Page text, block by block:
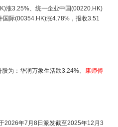
涨3.25%、统一企业中国(00220.HK)
(00354.HK)涨4.78%，报收3.51
为：华润万象生活跌3.24%、 康师傅
2026年7月8日派发截至2025年12月3